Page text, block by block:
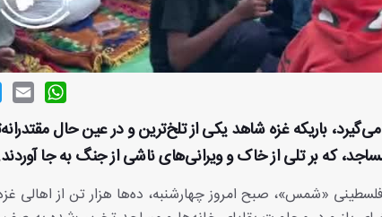
Email
WhatsApp
باریکه غزه شاهد یکی از تلخ‌ترین و در عین حال
که بر تلی از خاک و ویرانی‌های ناشی از جنگ به جا
«شمس»، صبح امروز چهارشنبه، ده‌ها هزار تن از اهالی